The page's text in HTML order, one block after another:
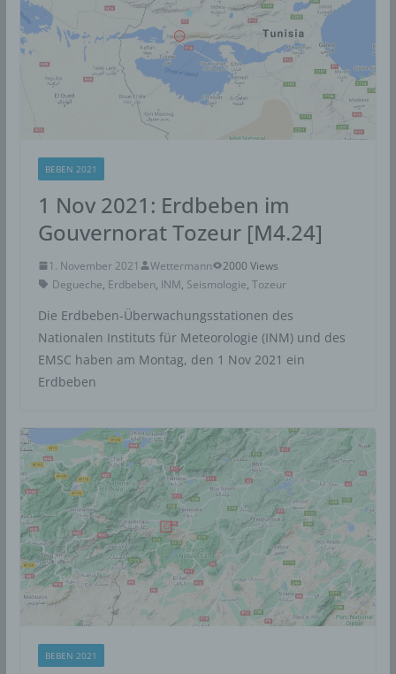
BEBEN 2021
1 Nov 2021: Erdbeben im
Gouvernorat Tozeur [M4.24]
1. November 2021 Wettermann
2000 Views
Degueche, Erdbeben, INM, Seismologie, Tozeur
Die Erdbeben-Überwachungsstationen des
Nationalen Instituts für Meteorologie (INM) und des
EMSC haben am Montag, den 1 Nov 2021 ein
Erdbeben
BEBEN 2021